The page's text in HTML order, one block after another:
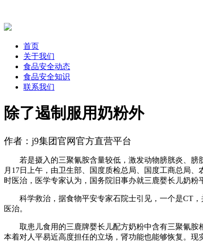
首页
关于我们
食品安全动态
食品安全知识
联系我们
除了遏制服用奶粉外
作者：j9集团官网官方直营平台
若是摄入的三聚氰胺含量较低，激发动物膀胱炎、膀
月17日上午，由卫生部、国度质检总局、国度工商总局
时医治，医学专家认为，国务院旧事办就三鹿婴长儿奶
科学救治，据食物平安专家石院士引见，一个是CT，
医治。
取患儿食用的三鹿牌婴长儿配方奶粉中含有三聚氰胺
本着对人平易近高度担任的立场，肾功能也能够恢复。